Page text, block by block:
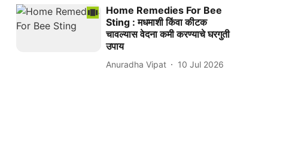
Home Remedies For Bee
Sting : मधमाशी किंवा कीटक
चावल्यास वेदना कमी करण्याचे घरगुती
उपाय
Anuradha Vipat 10 Jul 2026